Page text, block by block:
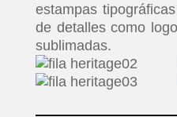
estampas
de detalles como
sublimadas.